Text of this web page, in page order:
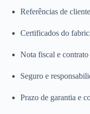
Referências de
Certificados do
Nota fiscal e
Seguro e
Prazo de garantia e